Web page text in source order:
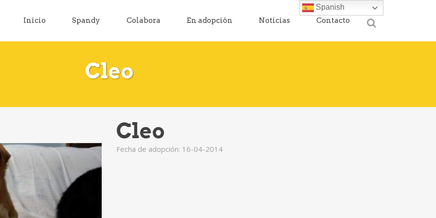
Inicio Spandy Colabora En adopción Noticias Contacto
Cleo
Cleo
Fecha de adopción: 16-04-2014
Spanish